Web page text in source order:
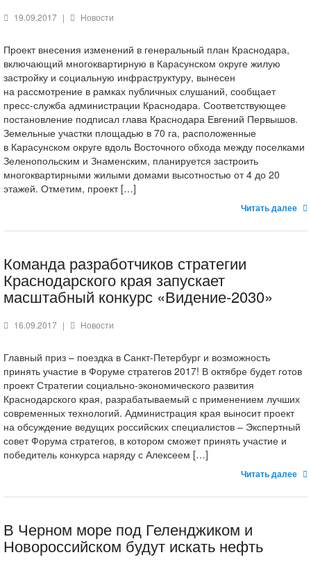
19.09.2017 | Новости
Проект внесения изменений в генеральный план Краснодара,
включающий многоквартирную в Карасунском округе жилую
застройку и социальную инфраструктуру, вынесен
на рассмотрение в рамках публичных слушаний, сообщает
пресс-служба администрации Краснодара. Соответствующее
постановление подписал глава Краснодара Евгений Первышов.
Земельные участки площадью в 70 га, расположенные
в Карасунском округе вдоль Восточного обхода между поселками
Зеленопольским и Знаменским, планируется застроить
многоквартирными жилыми домами высотностью от 4 до 20
этажей. Отметим, проект […]
Читать далее
Команда разработчиков стратегии
Краснодарского края запускает
масштабный конкурс «Видение-2030»
16.09.2017 | Новости
Главный приз – поездка в Санкт-Петербург и возможность
принять участие в Форуме стратегов 2017! В октябре будет готов
проект Стратегии социально-экономического развития
Краснодарского края, разрабатываемый с применением лучших
современных технологий. Администрация края выносит проект
на обсуждение ведущих российских специалистов – Экспертный
совет Форума стратегов, в котором сможет принять участие и
победитель конкурса наряду с Алексеем […]
Читать далее
В Черном море под Геленджиком и
Новороссийском будут искать нефть